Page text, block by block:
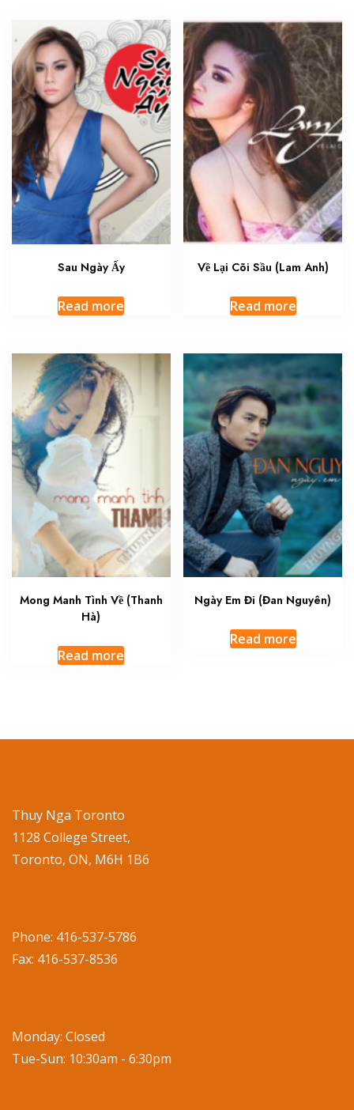
Sau Ngày Ấy
Read more
Về Lại Cõi Sầu (Lam Anh)
Read more
Mong Manh Tình Về (Thanh
Hà)
Read more
Ngày Em Đi (Đan Nguyên)
Read more
Thuy Nga Toronto
1128 College Street,
Toronto, ON, M6H 1B6
Phone: 416-537-5786
Fax: 416-537-8536
Monday: Closed
Tue-Sun: 10:30am - 6:30pm